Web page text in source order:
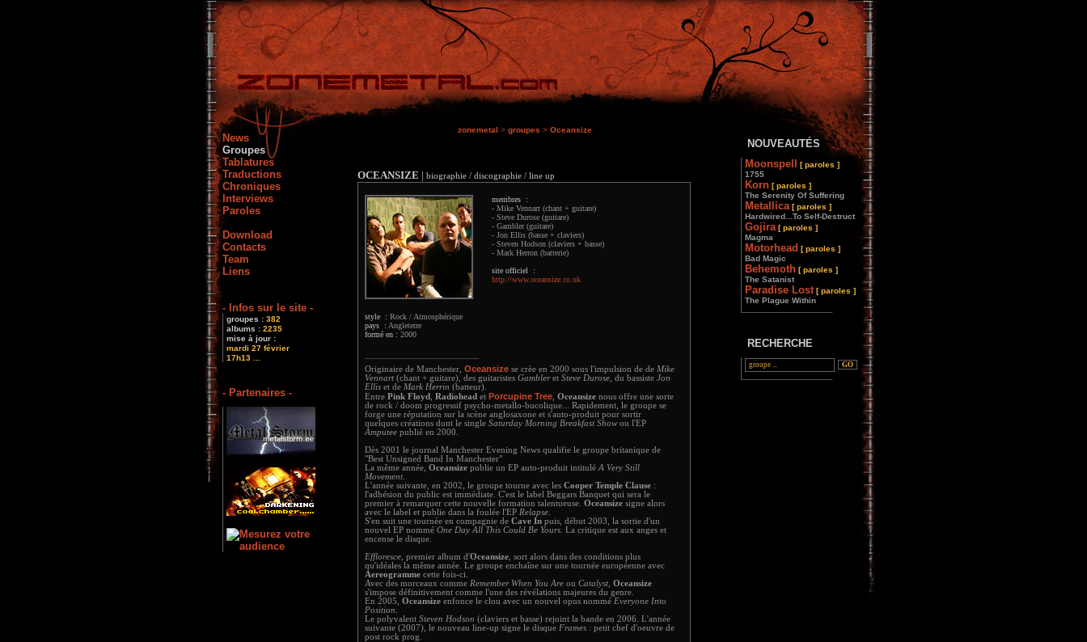
News
Groupes
Tablatures
Traductions
Chroniques
Interviews
Paroles
Download
Contacts
Team
Liens
- Infos sur le site -
groupes : 382
albums : 2235
mise à jour :
mardi 27 février
17h13 ...
- Partenaires -
zonemetal > groupes > Oceansize
OCEANSIZE | biographie / discographie / line up
style : Rock / Atmosphérique
pays : Angleterre
formé en : 2000
membres :
- Mike Vennart (chant + guitare)
- Steve Durose (guitare)
- Gambler (guitare)
- Jon Ellis (basse + claviers)
- Steven Hodson (claviers + basse)
- Mark Herron (batterie)
site officiel :
http://www.oceansize.co.uk
Originaire de Manchester, Oceansize se crèe en 2000 sous l'impulsion de de Mike
Vennart (chant + guitare), des guitaristes Gambleret Steve Durose , du bassiste Jon
Ellis et de Mark Herrin (batteur).
Entre Pink Floyd Radiohead et Porcupine Tree Oceansize nous offre une sorte
de rock / doom progressif psycho-metallo-bucolique... Rapidement, le groupe se
forge une réputation sur la scène anglosaxone et s'auto-produit pour sortir
quelques créations dont le single Saturday Morning Breakfast Show ou l'EP
Amputee publié en 2000.
Dès 2001 le journal Manchester Evening News qualifie le groupe britanique de
"Best Unsigned Band In Manchester"
La même année, Oceansize publie un EP auto-produit intitulé A Very Still
Movement
L'année suivante, en 2002, le groupe tourne avec les Cooper Temple Clause :
l'adhésion du public est immédiate. C'est le label Beggars Banquet qui sera le
premier à remarquer cette nouvelle formation talentueuse. Oceansize signe alors
avec le label et publie dans la foulée l'EP Relapse
S'en suit une tournée en compagnie de Cave In puis, début 2003, la sortie d'un
nouvel EP nommé One Day All This Could Be Yours . La critique est aux anges et
encense le disque.
Effloresce , premier album d'Oceansize , sort alors dans des conditions plus
qu'idéales la même année. Le groupe enchaîne sur une tournée européenne avec
Aereogramme cette fois-ci.
Avec des morceaux comme Remember When You Are ou Catalyst Oceansize
s'impose définitivement comme l'une des révélations majeures du genre.
En 2005, Oceansize enfonce le clou avec un nouvel opus nommé Everyone Into
Position
Le polyvalent Steven Hodson (claviers et basse) rejoint la bande en 2006. L'année
suivante (2007), le nouveau line-up signe le disque Frames : petit chef d'oeuvre de
post rock prog.
NOUVEAUTÉS
Moonspell
[ paroles ]
1755
Korn [ paroles ]
The Serenity Of Suffering
Metallica [ paroles ]
Hardwired...To Self-Destruct
Gojira [ paroles ]
Magma
Motorhead [ paroles ]
Bad Magic
Behemoth [ paroles ]
The Satanist
Paradise Lost [ paroles ]
The Plague Within
________________
RECHERCHE
________________